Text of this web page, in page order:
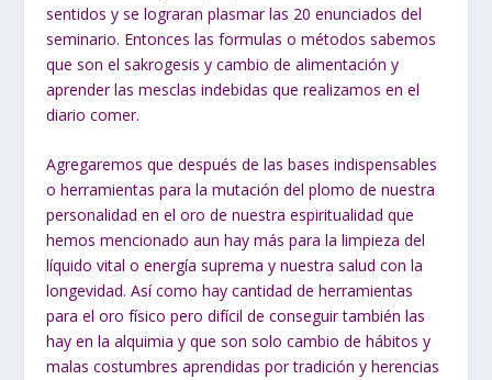
sentidos y se lograran plasmar las 20 enunciados del
seminario. Entonces las formulas o métodos sabemos
que son el sakrogesis y cambio de alimentación y
aprender las mesclas indebidas que realizamos en el
diario comer.
Agregaremos que después de las bases indispensables
o herramientas para la mutación del plomo de nuestra
personalidad en el oro de nuestra espiritualidad que
hemos mencionado aun hay más para la limpieza del
líquido vital o energía suprema y nuestra salud con la
longevidad. Así como hay cantidad de herramientas
para el oro físico pero difícil de conseguir también las
hay en la alquimia y que son solo cambio de hábitos y
malas costumbres aprendidas por tradición y herencias